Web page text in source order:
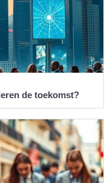
de toekomst?